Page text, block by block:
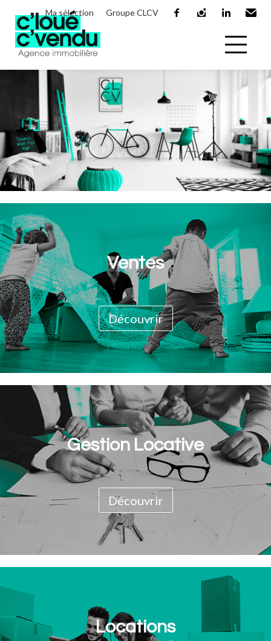
Ma sélection Groupe CLCV
Ventes
Découvrir
Gestion Locative
Découvrir
Locations